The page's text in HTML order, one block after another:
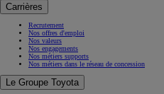
Carrières
Recrutement
Nos offres d'emploi
Nos valeurs
Nos engagements
Nos métiers supports
Nos métiers dans le réseau de concession
Le Groupe Toyota